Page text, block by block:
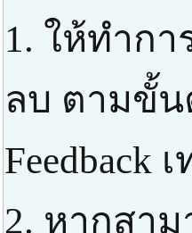
1. ให้ทำก
ลบ ตามขั้น
Feedback
2. หากสาม